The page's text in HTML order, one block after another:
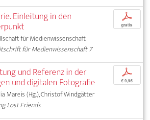
Einleitung in den
für Medienwissenschaft
für Medienwissenschaft 7
p
gratis
und Referenz in der
und digitalen Fotografie
Mareis (Hg.), Christof Windgätter
Lost Friends
p
€ 9,95